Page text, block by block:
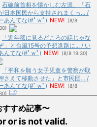
石破前首相を懐かしむ左派、「石
日本国民から支持されまくっ... /
あんてな(#ﾟｗﾟ) NEW! (8/8
「近年稀に見るどころの話じゃな
」と台風15号の予想進路に... / い
んてな(#ﾟｗﾟ) NEW! (8/8 19:30)
「平和を願う女子児童を警察が取
さえて移動させた」と市民団... /
あんてな(#ﾟｗﾟ) NEW! (8/8
【動画】東大生ｖｓ キャバ嬢 →
ｗｗｗｗｗｗｗｗｗｗｗ... / いー
てな(#ﾟｗﾟ) NEW! (8/8 19:30)
すめ記事〜
or is not valid.